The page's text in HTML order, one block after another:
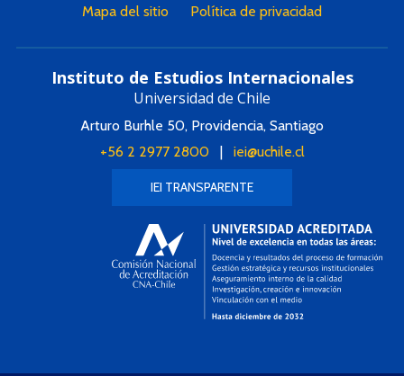
Mapa del sitio Política de privacidad
Instituto de Estudios Internacionales
Universidad de Chile
Arturo Burhle 50, Providencia, Santiago
+56 2 2977 2800| iei@uchile.cl
IEI TRANSPARENTE